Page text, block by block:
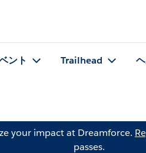
ント Trailhead
your impact at Dreamforce.
passes.